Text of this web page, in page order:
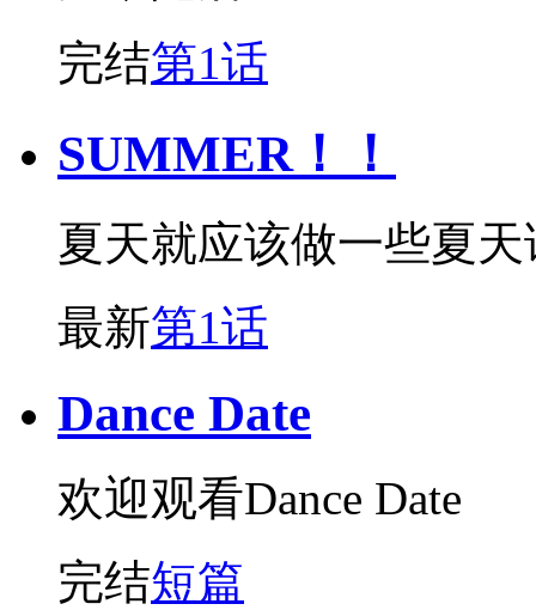
完结第1话
SUMMER！！
夏天就应该做一些夏
最新第1话
Dance Date
欢迎观看Dance Date
完结短篇